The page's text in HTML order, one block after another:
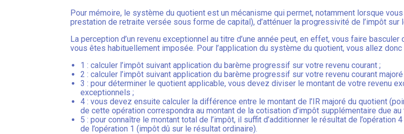
Pour mémoire, le système du quotient est un mécanisme qui permet, notamment lorsque
prestation de retraite versée sous forme de capital), d’atténuer la progressivité de l’impôt sur
La perception d’un revenu exceptionnel au titre d’une année peut, en effet, vous faire
vous êtes habituellement imposée. Pour l’application du système du quotient, vous allez
1 : calculer l’impôt suivant application du barème progressif sur votre revenu courant ;
2 : calculer l’impôt suivant application du barème progressif sur votre revenu courant
3 : pour déterminer le quotient applicable, vous devez diviser le montant de votre revenu
exceptionnels ;
4 : vous devez ensuite calculer la différence entre le montant de l’IR majoré du quotient
de cette opération correspondra au montant de la cotisation d’impôt supplémentaire due
5 : pour connaître le montant total de l’impôt, il suffit d’additionner le résultat de
de l’opération 1 (impôt dû sur le résultat ordinaire).